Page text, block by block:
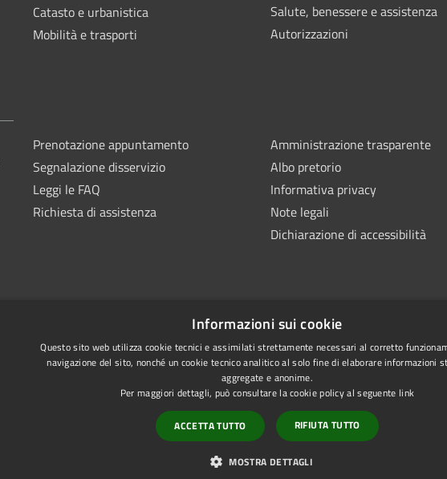
Catasto e urbanistica
Mobilità e trasporti
Salute, benessere e assistenza
Autorizzazioni
Prenotazione appuntamento
Segnalazione disservizio
Leggi le FAQ
Richiesta di assistenza
Amministrazione trasparente
Albo pretorio
Informativa privacy
Note legali
Dichiarazione di accessibilità
Extranet Enti terzi Copyright © 2026 •
Informazioni sui cookie
Questo sito web utilizza cookie tecnici e assimilati strettamente necessari al corretto
navigazione del sito, nonché un cookie tecnico analitico al solo fine di elaborare informazioni
aggregate e anonime.
Per maggiori dettagli, può consultare la cookie policy al seguente link
ACCETTA TUTTO RIFIUTA TUTTO
MOSTRA DETTAGLI